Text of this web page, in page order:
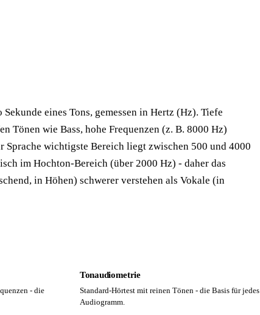
eines Tons, gemessen in Hertz (Hz). Tiefe
Tönen wie Bass, hohe Frequenzen (z. B. 8000 Hz)
Sprache wichtigste Bereich liegt zwischen 500 und 4000
im Hochton-Bereich (über 2000 Hz) - daher das
in Höhen) schwerer verstehen als Vokale (in
- die
Tonaudiometrie
Standard-Hörtest mit reinen Tönen - die Basis für jedes
Audiogramm.